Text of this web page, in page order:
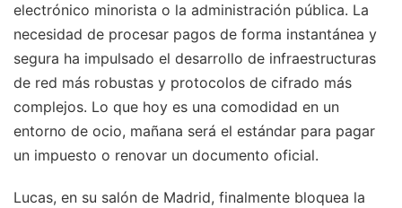
electrónico minorista o la administración pública. La
necesidad de procesar pagos de forma instantánea y
segura ha impulsado el desarrollo de infraestructuras
de red más robustas y protocolos de cifrado más
complejos. Lo que hoy es una comodidad en un
entorno de ocio, mañana será el estándar para pagar
un impuesto o renovar un documento oficial.
Lucas, en su salón de Madrid, finalmente bloquea la